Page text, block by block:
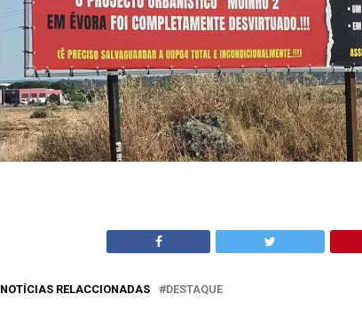
NOTÍCIAS RELACCIONADAS DESTAQUE